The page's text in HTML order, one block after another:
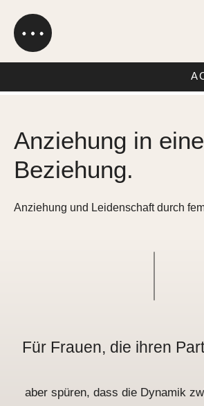
Anziehung in
Beziehung.
Anziehung und Leidenschaft durch
Für Frauen, die ihren
aber spüren, dass die Dynamik